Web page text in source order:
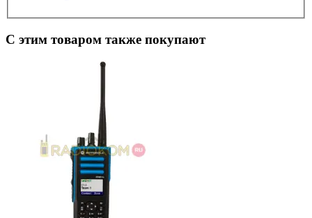
С этим товаром также покупают